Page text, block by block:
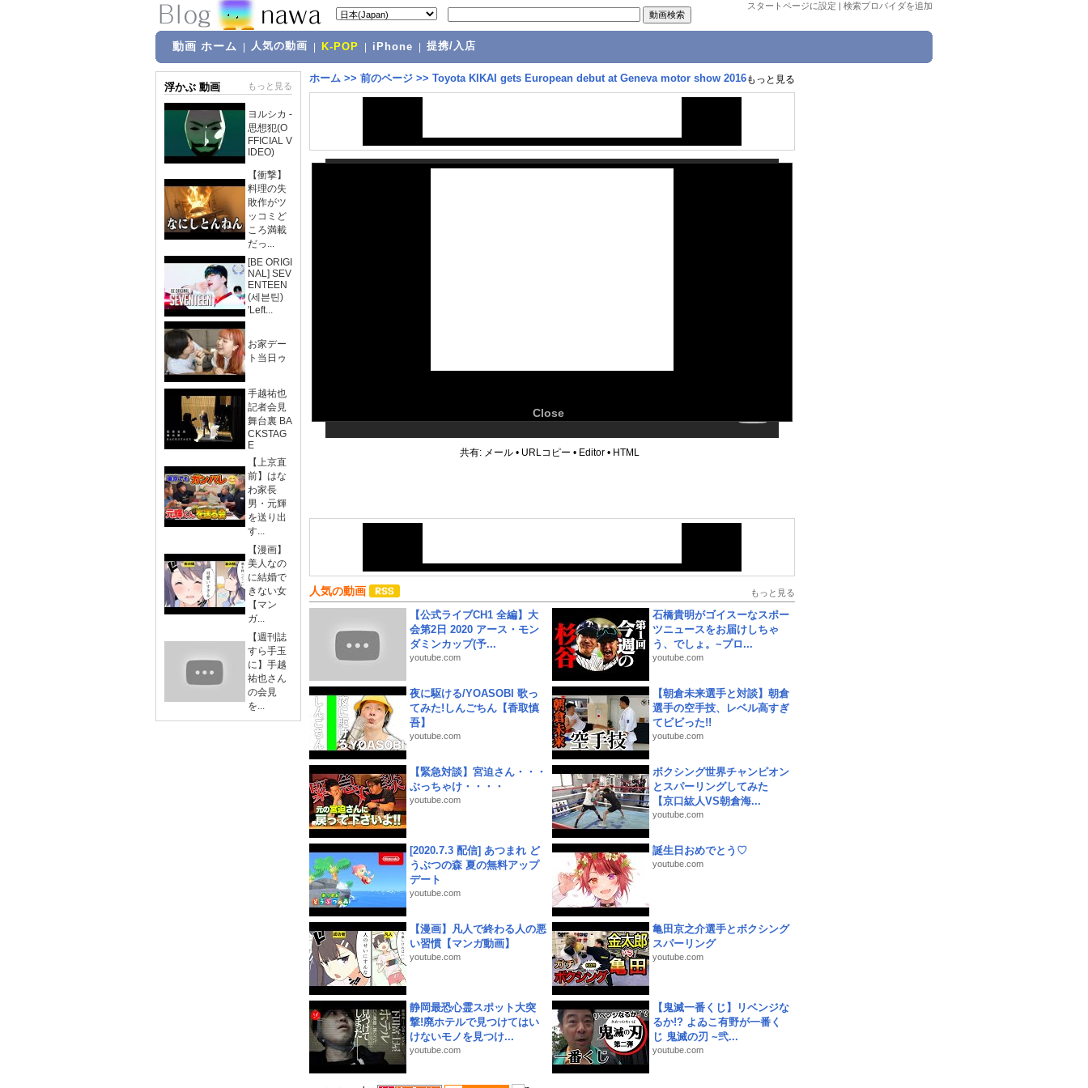
スタートページに設定 | 検索プロバイダを追加
動画 ホーム 人気の動画 K-POP iPhone 提携/入店
浮かぶ 動画 もっと見る
ヨルシカ -
思想犯(O
FFICIAL V
IDEO)
【衝撃】
料理の失
敗作がツ
ッコミど
ころ満載
だっ...
[BE ORIGI
NAL] SEV
ENTEEN
(세븐틴)
'Left...
お家デー
ト当日ゥ
手越祐也
記者会見
舞台裏 BA
CKSTAG
E
【上京直
前】はな
わ家長
男・元輝
を送り出
す...
【漫画】
美人なの
に結婚で
きない女
【マン
ガ...
【週刊誌
すら手玉
に】手越
祐也さん
の会見
を...
ホーム >> 前のページ >> Toyota KIKAI gets European debut at Geneva motor show 2016もっと見る
Close
共有: メール • URLコピー • Editor • HTML
人気の動画 もっと見る
【公式ライブCH1 全編】大
会第2日 2020 アース・モン
ダミンカップ(予...
youtube.com
石橋貴明がゴイスーなスポー
ツニュースをお届けしちゃ
う、でしょ。~プロ...
youtube.com
夜に駆ける/YOASOBI 歌っ
てみた!しんごちん【香取慎
吾】
youtube.com
【朝倉未来選手と対談】朝倉
選手の空手技、レベル高すぎ
てビビった!!
youtube.com
【緊急対談】宮迫さん・・・
ぶっちゃけ・・・・
youtube.com
ボクシング世界チャンピオン
とスパーリングしてみた
【京口紘人VS朝倉海...
youtube.com
[2020.7.3 配信] あつまれ ど
うぶつの森 夏の無料アップ
デート
youtube.com
誕生日おめでとう♡
youtube.com
【漫画】凡人で終わる人の悪
い習慣【マンガ動画】
youtube.com
亀田京之介選手とボクシング
スパーリング
youtube.com
静岡最恐心霊スポット大突
撃!廃ホテルで見つけてはい
けないモノを見つけ...
youtube.com
【鬼滅一番くじ】リベンジな
るか!? よゐこ有野が一番く
じ 鬼滅の刃 ~弐...
youtube.com